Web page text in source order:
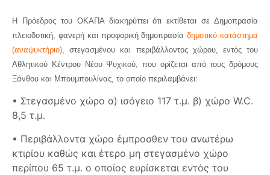
Η Πρόεδρος του ΟΚΑΠΑ διακηρύττει ότι εκτίθεται σε Δημοπρασία
πλειοδοτική, φανερή και προφορική δημοπρασίαδημοτικό κατάστημα
(αναψυκτήριο) , στεγασμένου και περιβάλλοντος χώρου, εντός του
Αθλητικού Κέντρου Νέου Ψυχικού, που ορίζεται από τους δρόμους
Ξάνθου και Μπουμπουλίνας, το οποίο περιλαμβάνει:
• Στεγασμένο χώρο α) ισόγειο 117 τ.μ. β) χώρο W.C.
8,5 τ.μ.
• Περιβάλλοντα χώρο έμπροσθεν του ανωτέρω
κτιρίου καθώς και έτερο μη στεγασμένο χώρο
περίπου 65 τ.μ. ο οποίος ευρίσκεται εντός του